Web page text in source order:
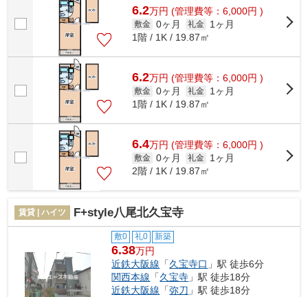
6.2万円 (管理費等：6,000円 )
敷金 0ヶ月 礼金
1ヶ月
1階 / 1K / 19.87㎡
6.2万円 (管理費等：6,000円 )
敷金 0ヶ月 礼金
1ヶ月
1階 / 1K / 19.87㎡
6.4万円 (管理費等：6,000円 )
敷金 0ヶ月 礼金
1ヶ月
2階 / 1K / 19.87㎡
賃貸 | ハイツ F+style八尾北久宝寺
敷0 礼0 新築
6.38万円
近鉄大阪線 「久宝寺口 」駅 徒歩6分
関西本線 「久宝寺 」駅 徒歩18分
近鉄大阪線 「弥刀 」駅 徒歩18分